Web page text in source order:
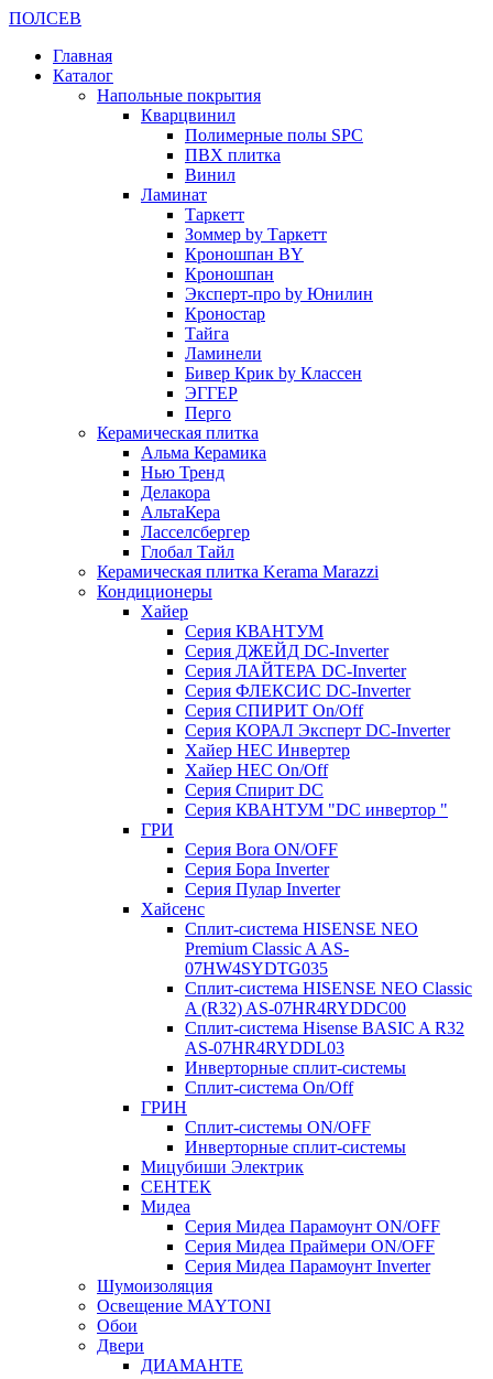
ПОЛСЕВ
Главная
Каталог
Напольные покрытия
Кварцвинил
Полимерные полы SPC
ПВХ плитка
Винил
Ламинат
Таркетт
Зоммер by Таркетт
Кроношпан BY
Кроношпан
Эксперт-про by Юнилин
Кроностар
Тайга
Ламинели
Бивер Крик by Классен
ЭГГЕР
Перго
Керамическая плитка
Альма Керамика
Нью Тренд
Делакора
АльтаКера
Ласселсбергер
Глобал Тайл
Керамическая плитка Kerama Marazzi
Кондиционеры
Хайер
Серия КВАНТУМ
Серия ДЖЕЙД DC-Inverter
Серия ЛАЙТЕРА DC-Inverter
Серия ФЛЕКСИС DC-Inverter
Серия СПИРИТ On/Off
Серия КОРАЛ Эксперт DC-Inverter
Хайер HEC Инвертер
Хайер HEC On/Off
Серия Спирит DC
Серия КВАНТУМ "DC инвертор "
ГРИ
Серия Bora ON/OFF
Серия Бора Inverter
Серия Пулар Inverter
Хайсенс
Сплит-система HISENSE NEO
Premium Classic A AS-
07HW4SYDTG035
Сплит-система HISENSE NEO Classic
A (R32) AS-07HR4RYDDC00
Сплит-система Hisense BASIC A R32
AS-07HR4RYDDL03
Инверторные сплит-системы
Сплит-система On/Off
ГРИН
Сплит-системы ON/OFF
Инверторные сплит-системы
Мицубиши Электрик
СЕНТЕК
Мидеа
Серия Мидеа Парамоунт ON/OFF
Серия Мидеа Праймери ON/OFF
Серия Мидеа Парамоунт Inverter
Шумоизоляция
Освещение MAYTONI
Обои
Двери
ДИАМАНТЕ